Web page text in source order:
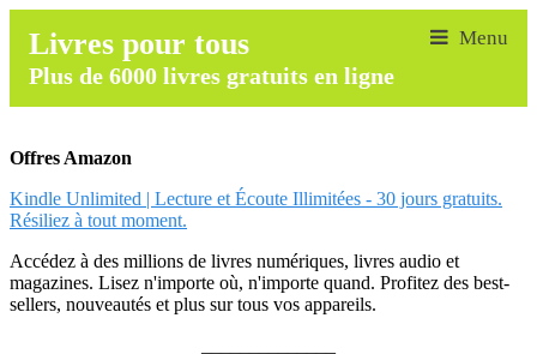
Livres pour tous
Plus de 6000 livres gratuits en ligne
Offres Amazon
Kindle Unlimited | Lecture et Écoute Illimitées - 30 jours gratuits.
Résiliez à tout moment.
Accédez à des millions de livres numériques, livres audio et
magazines. Lisez n'importe où, n'importe quand. Profitez des best-
sellers, nouveautés et plus sur tous vos appareils.